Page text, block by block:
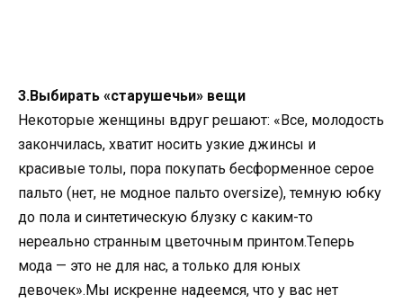
3.Выбирать «старушечьи» вещи
Некоторые женщины вдруг решают: «Все, молодость
закончилась, хватит носить узкие джинсы и
красивые толы, пора покупать бесформенное серое
пальто (нет, не модное пальто oversize), темную юбку
до пола и синтетическую блузку с каким-то
нереально странным цветочным принтом.Теперь
мода — это не для нас, а только для юных
девочек».Мы искренне надеемся, что у вас нет